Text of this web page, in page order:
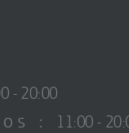
- 20:00
: 11:00 -